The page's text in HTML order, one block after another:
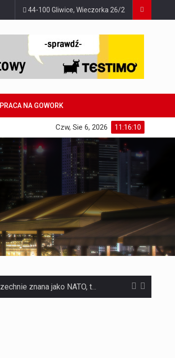
44-100 Gliwice, Wieczorka 26/2
PRACA NA GOWORK
11:16:11
Czw, Sie 6, 2026
Jaką dynamikę wzrostu PKB przewidują prognozy gospodarcze dla Polski w 2026 roku? Prognozy dotyczące gospodarki Polski na rok 2026 sugerują, że Produkt Krajowy Brutto (PKB)…